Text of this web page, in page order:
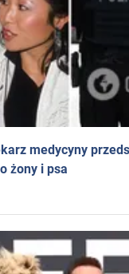
medycyny
żony i psa